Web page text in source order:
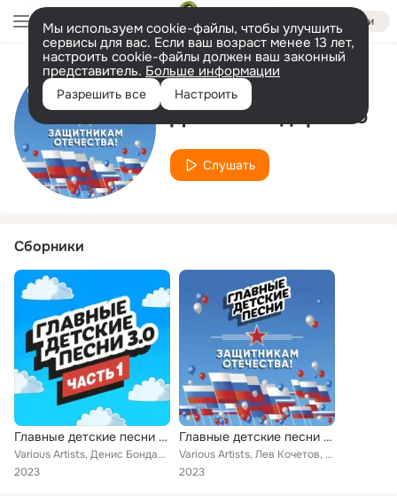
Войти
Мы используем cookie-файлы, чтобы улучшить
сервисы для вас. Если ваш возраст менее 13 лет,
настроить cookie-файлы должен ваш законный
представитель. Больше информации
Разрешить все Настроить
Исполнитель
Денис Бондаренко
Слушать
Сборники
Главные детские песни 3.0, Ч.1
Various Artists, Денис Бондаренко, Александр Иудин, Рамазан Биккинин, Шамиль Ибадов, Владимир Серков, Георгий Петросян, Владисла...
2023
Главные детские песни (Защитникам Отечества)
Various Artists, Лев Кочетов, Денис Бондаренко, Александр Иудин, Шамиль Ибадов, Нейна, Азбука Хит, Кирилл Томилин, Алена Сбитнев...
2023